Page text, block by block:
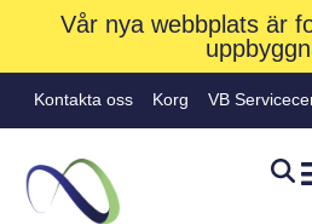
Vår nya webbplats är
Kontakta oss Korg VB